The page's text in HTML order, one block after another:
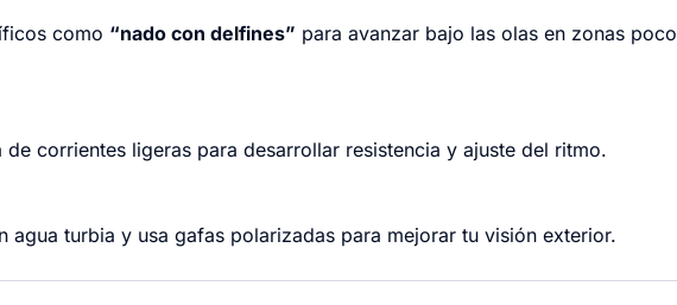
como “nado con delfines” para avanzar bajo las olas en zonas poco
de corrientes ligeras para desarrollar resistencia y ajuste del ritmo.
agua turbia y usa gafas polarizadas para mejorar tu visión exterior.